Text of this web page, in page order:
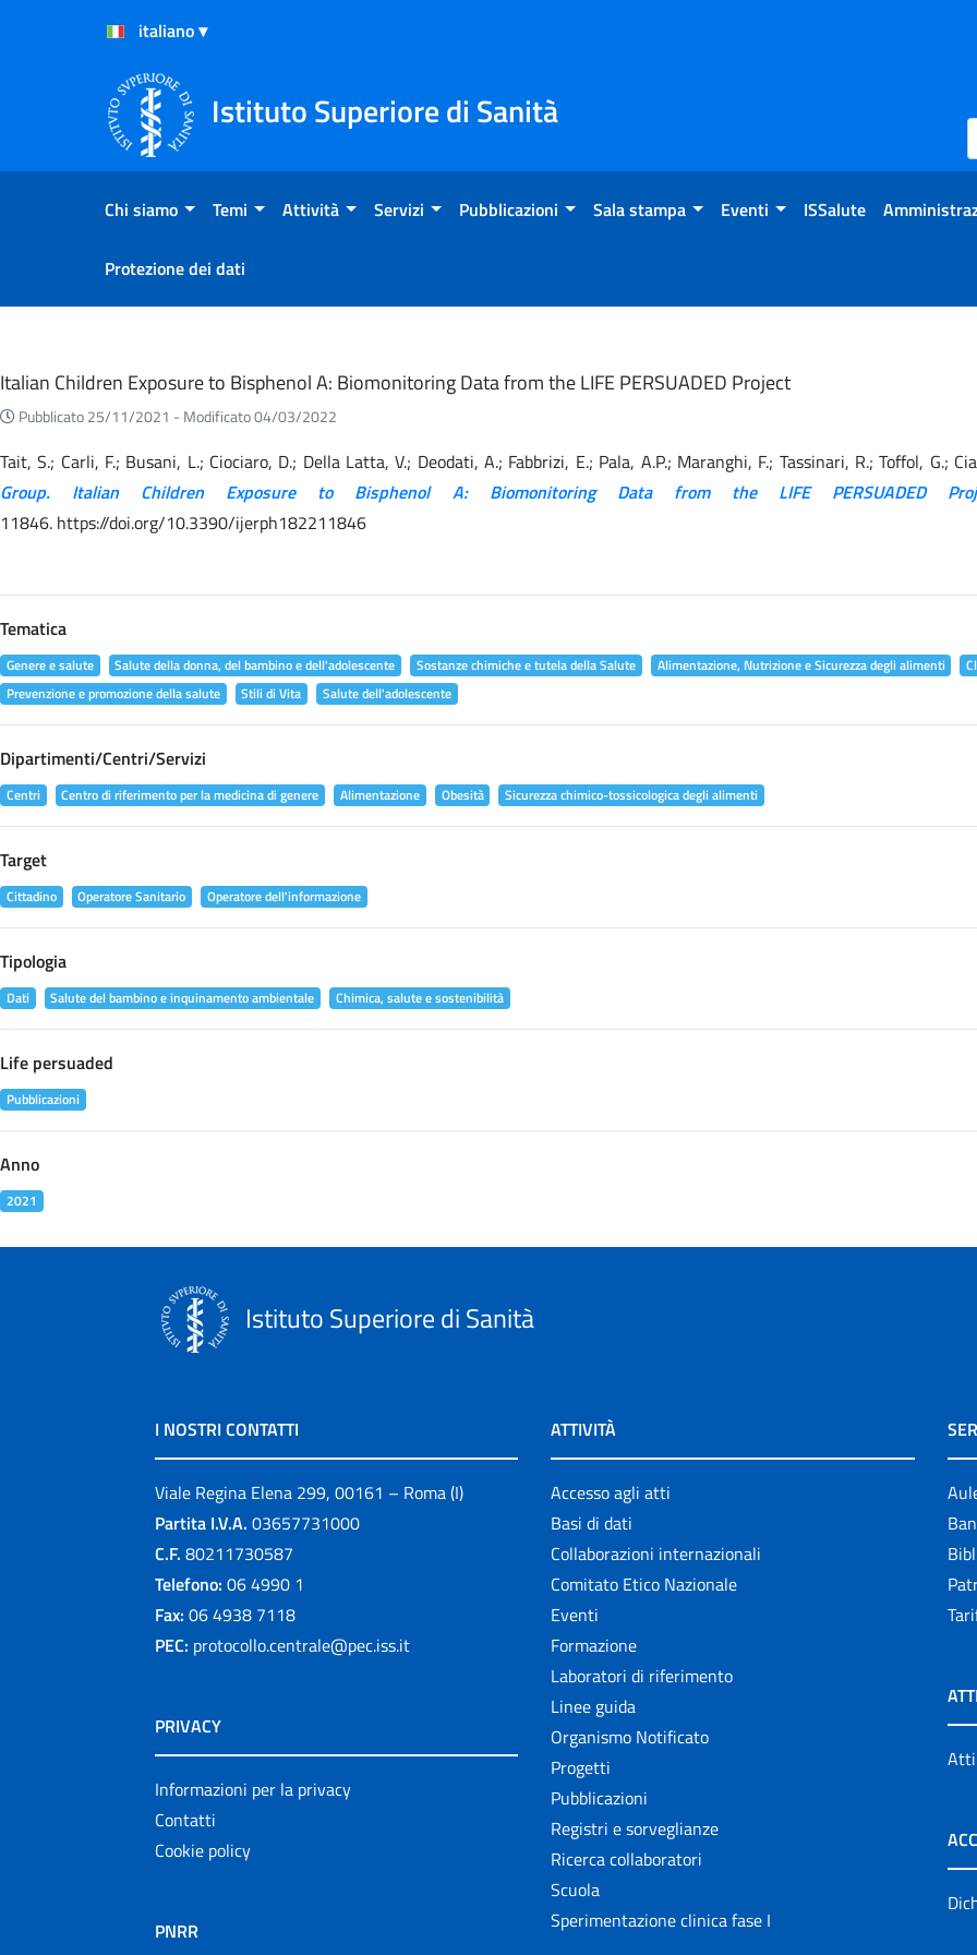
Salta al Contenuto
Salta al Footer
Istituto Superiore di Sanità
Chi siamo Temi Attività Servizi Pubblicazioni Sala stampa Eventi ISSalute
Protezione dei dati
Eventi
Italian Children Exposure to Bisphenol A: Biomonitoring Data from the LIFE PERSUADED Project
Pubblicato 25/11/2021 - Modificato 04/03/2022
Tait, S.; Carli, F.; Busani, L.; Ciociaro, D.; Della Latta, V.; Deodati, A.; Fabbrizi, E.; Pala, A.P.; Maranghi, F.; Tassinari, R.; Toffol, G.;
Group. Italian Children Exposure to Bisphenol A: Biomonitoring Data from the LIFE PERSUADED
11846. https://doi.org/10.3390/ijerph182211846
Tematica
Genere e salute Salute della donna, del bambino e dell'adolescente Sostanze chimiche e tutela della Salute Alimentazione, Nutrizione e Sicurezza degli alimenti
Prevenzione e promozione della salute
Stili di Vita Salute dell'adolescente
Dipartimenti/Centri/Servizi
Centri Centro di riferimento per la medicina di genere Alimentazione Obesità Sicurezza chimico-tossicologica degli alimenti
Target
Cittadino Operatore Sanitario Operatore dell'informazione
Tipologia
Dati Salute del bambino e inquinamento ambientale Chimica, salute e sostenibilità
Life persuaded
Pubblicazioni
Anno
2021
Istituto Superiore di Sanità
I NOSTRI CONTATTI
Viale Regina Elena 299, 00161 – Roma (I)
Partita I.V.A. 03657731000
C.F. 80211730587
Telefono: 06 4990 1
Fax: 06 4938 7118
PEC: protocollo.centrale@pec.iss.it
PRIVACY
Informazioni per la privacy
Contatti
Cookie policy
PNRR
ATTIVITÀ
Accesso agli atti
Basi di dati
Collaborazioni internazionali
Comitato Etico Nazionale
Eventi
Formazione
Laboratori di riferimento
Linee guida
Organismo Notificato
Progetti
Pubblicazioni
Registri e sorveglianze
Ricerca collaboratori
Scuola
Sperimentazione clinica fase I
Atti